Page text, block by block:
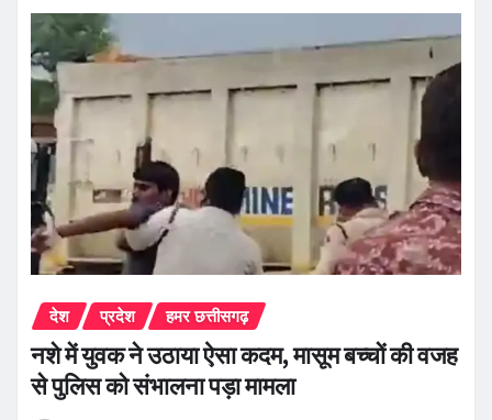
देश प्रदेश हमर छत्तीसगढ़
नशे में युवक ने उठाया ऐसा कदम, मासूम बच्चों की वजह
से पुलिस को संभालना पड़ा मामला